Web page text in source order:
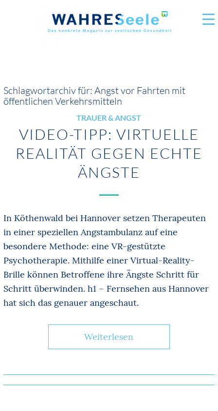
Schlagwortarchiv für: Angst vor Fahrten mit
öffentlichen Verkehrsmitteln
TRAUER & ANGST
VIDEO-TIPP: VIRTUELLE
REALITÄT GEGEN ECHTE
ÄNGSTE
In Köthenwald bei Hannover setzen Therapeuten
in einer speziellen Angstambulanz auf eine
besondere Methode: eine VR-gestützte
Psychotherapie. Mithilfe einer Virtual-Reality-
Brille können Betroffene ihre Ängste Schritt für
Schritt überwinden. h1 – Fernsehen aus Hannover
hat sich das genauer angeschaut.
Weiterlesen